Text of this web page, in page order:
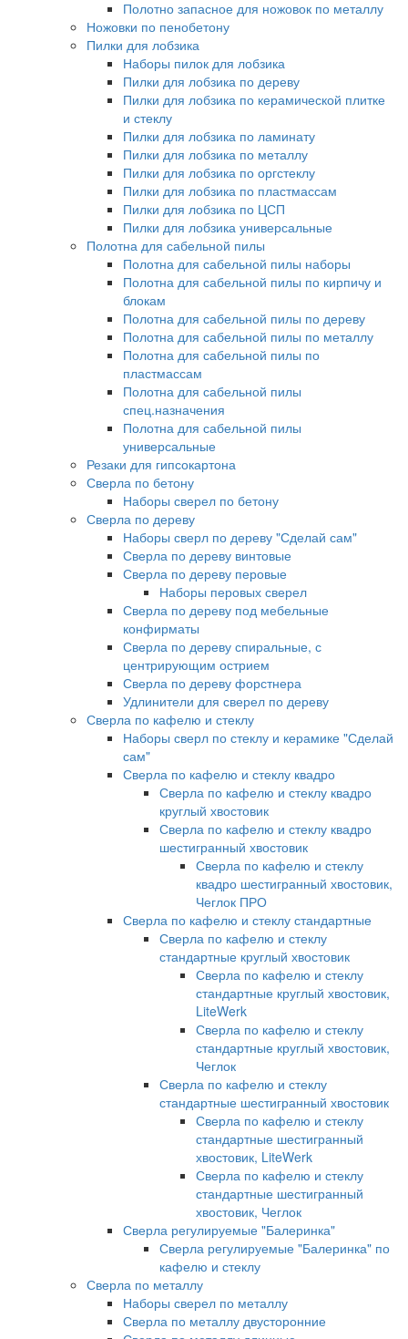
Полотно запасное для ножовок по металлу
Ножовки по пенобетону
Пилки для лобзика
Наборы пилок для лобзика
Пилки для лобзика по дереву
Пилки для лобзика по керамической плитке
и стеклу
Пилки для лобзика по ламинату
Пилки для лобзика по металлу
Пилки для лобзика по оргстеклу
Пилки для лобзика по пластмассам
Пилки для лобзика по ЦСП
Пилки для лобзика универсальные
Полотна для сабельной пилы
Полотна для сабельной пилы наборы
Полотна для сабельной пилы по кирпичу и
блокам
Полотна для сабельной пилы по дереву
Полотна для сабельной пилы по металлу
Полотна для сабельной пилы по
пластмассам
Полотна для сабельной пилы
спец.назначения
Полотна для сабельной пилы
универсальные
Резаки для гипсокартона
Сверла по бетону
Наборы сверел по бетону
Сверла по дереву
Наборы сверл по дереву "Сделай сам"
Сверла по дереву винтовые
Сверла по дереву перовые
Наборы перовых сверел
Сверла по дереву под мебельные
конфирматы
Сверла по дереву спиральные, с
центрирующим острием
Сверла по дереву форстнера
Удлинители для сверел по дереву
Сверла по кафелю и стеклу
Наборы сверл по стеклу и керамике "Сделай
сам"
Сверла по кафелю и стеклу квадро
Сверла по кафелю и стеклу квадро
круглый хвостовик
Сверла по кафелю и стеклу квадро
шестигранный хвостовик
Сверла по кафелю и стеклу
квадро шестигранный хвостовик,
Чеглок ПРО
Сверла по кафелю и стеклу стандартные
Сверла по кафелю и стеклу
стандартные круглый хвостовик
Сверла по кафелю и стеклу
стандартные круглый хвостовик,
LiteWerk
Сверла по кафелю и стеклу
стандартные круглый хвостовик,
Чеглок
Сверла по кафелю и стеклу
стандартные шестигранный хвостовик
Сверла по кафелю и стеклу
стандартные шестигранный
хвостовик, LiteWerk
Сверла по кафелю и стеклу
стандартные шестигранный
хвостовик, Чеглок
Сверла регулируемые "Балеринка"
Сверла регулируемые "Балеринка" по
кафелю и стеклу
Сверла по металлу
Наборы сверел по металлу
Сверла по металлу двусторонние